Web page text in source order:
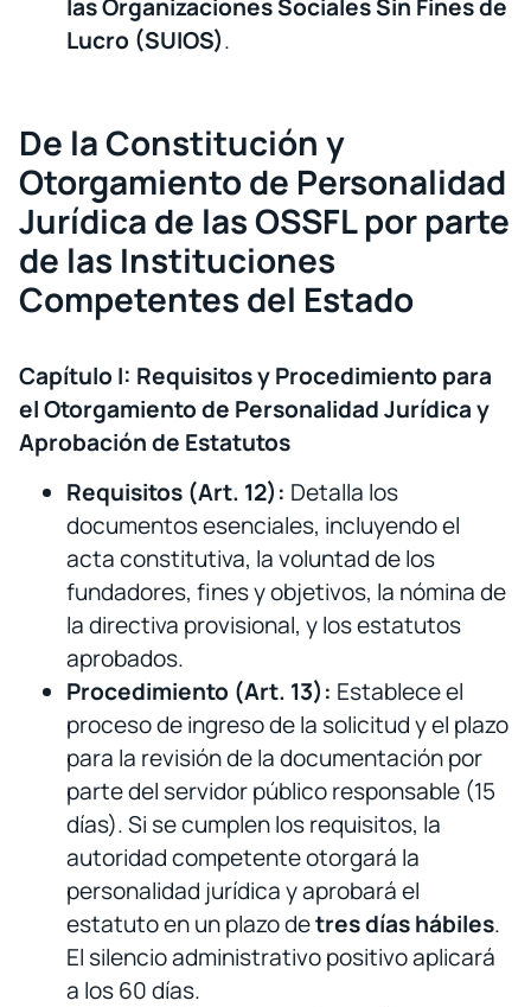
las Organizaciones Sociales Sin Fines de
Lucro (SUIOS).
De la Constitución y
Otorgamiento de Personalidad
Jurídica de las OSSFL por parte
de las Instituciones
Competentes del Estado
Capítulo I: Requisitos y Procedimiento para
el Otorgamiento de Personalidad Jurídica y
Aprobación de Estatutos
Requisitos (Art. 12): Detalla los
documentos esenciales, incluyendo el
acta constitutiva, la voluntad de los
fundadores, fines y objetivos, la nómina de
la directiva provisional, y los estatutos
aprobados.
Procedimiento (Art. 13): Establece el
proceso de ingreso de la solicitud y el plazo
para la revisión de la documentación por
parte del servidor público responsable (15
días). Si se cumplen los requisitos, la
autoridad competente otorgará la
personalidad jurídica y aprobará el
estatuto en un plazo detres días hábiles.
El silencio administrativo positivo aplicará
a los 60 días.